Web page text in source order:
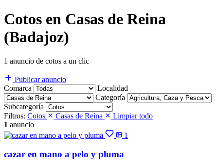
Cotos en Casas de Reina
(Badajoz)
1 anuncio de cotos a un clic
Publicar anuncio
Comarca
Localidad
Categoría
Subcategoría
Filtros: Cotos Casas de Reina
Limpiar todo
1 anuncio
1
cazar en mano a pelo y pluma